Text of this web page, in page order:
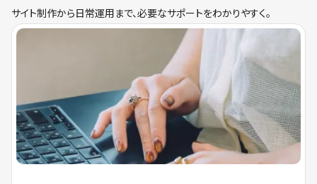
サイト制作から日常運用まで、必要なサポートをわかりやすく。